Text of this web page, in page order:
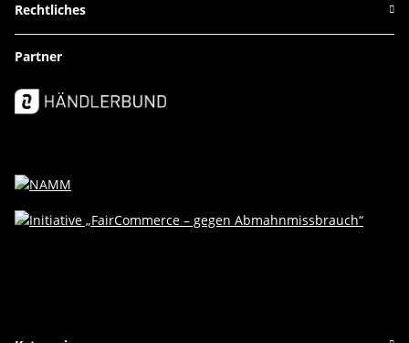
Rechtliches
Partner